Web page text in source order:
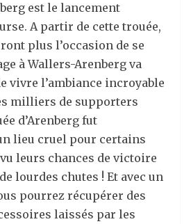
est le lancement
A partir de cette trouée,
plus l’occasion de se
à Wallers-Arenberg va
vivre l’ambiance incroyable
milliers de supporters
d’Arenberg fut
lieu cruel pour certains
leurs chances de victoire
lourdes chutes ! Et avec un
pourrez récupérer des
laissés par les